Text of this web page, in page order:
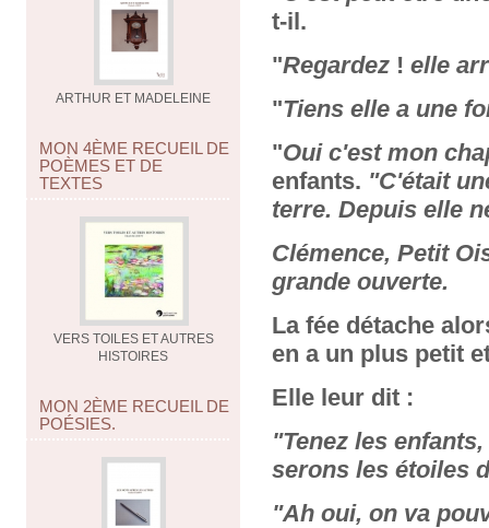
ARTHUR ET MADELEINE
MON 4ÈME RECUEIL DE
POÈMES ET DE
TEXTES
VERS TOILES ET AUTRES
HISTOIRES
MON 2ÈME RECUEIL DE
POÉSIES.
t-il.
"Regardez ! elle
"Tiens elle a une
"Oui c'est mon
enfants. "C'était
terre. Depuis elle
Clémence, Petit
grande ouverte.
La fée détache
en a un plus petit
Elle leur dit :
"Tenez les
serons les étoiles
"Ah oui, on va